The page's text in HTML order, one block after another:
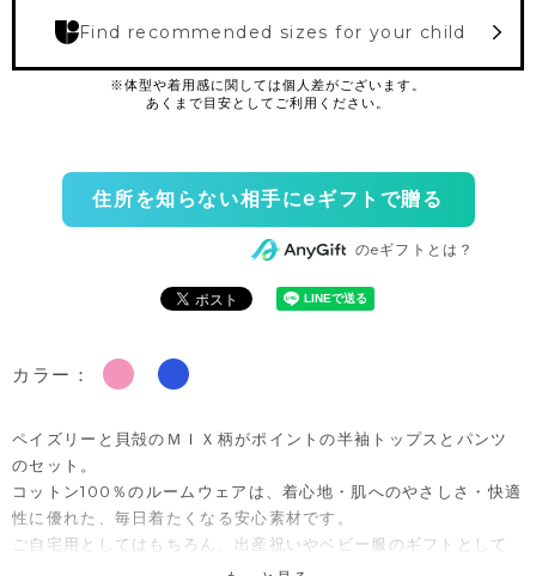
Find recommended sizes for your child
住所を知らない相手にeギフトで贈る
のeギフトとは？
カラー：
ペイズリーと貝殻のＭＩＸ柄がポイントの半袖トップスとパンツ
のセット。
コットン100％のルームウェアは、着心地・肌へのやさしさ・快適
性に優れた、毎日着たくなる安心素材です。
ご自宅用としてはもちろん、出産祝いやベビー服のギフトとして
も喜ばれるセットアイテムです。